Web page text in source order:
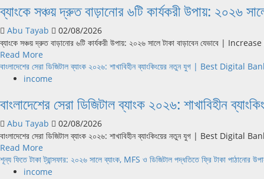
অ্যাকাউন্ট
খোলার
সহজ
উপায়
Open
Bank
Online
Bangladesh
জন্য
সেরা
ব্যাংক
২০২৬:
অ্যাকাউন্ট
খোলা
শুরু
সেরা
সার্ভিস
Best
Banks
ব্যাংকে সঞ্চয় দ্রুত বাড়ানোর ৬টি কার্যকরী উপায়:
Abu Tayab
02/08/2026
ব্যাংকে সঞ্চয় দ্রুত বাড়ানোর ৬টি কার্যকরী উপায়: ২০২৬ সালে টাকা বাড়াবেন যেভাবে |
Read More
more
about
সঞ্চয়
দ্রুত
বাড়ানোর
৬টি
উপায়:
২০২৬
বাংলাদেশের সেরা ডিজিটাল ব্যাংক ২০২৬: শাখাবিহীন ব্যাংকিংয়ের নতুন যুগ | Best
income
বাংলাদেশের সেরা ডিজিটাল ব্যাংক ২০২৬:
Abu Tayab
02/08/2026
বাংলাদেশের সেরা ডিজিটাল ব্যাংক ২০২৬: শাখাবিহীন ব্যাংকিংয়ের নতুন যুগ | Best
Read More
more
about
শূন্য ফিতে টাকা ট্রান্সফার: ২০২৬ সালে ব্যাংক, MFS ও ডিজিটাল পদ্ধতিতে ফ্রি টাকা
income